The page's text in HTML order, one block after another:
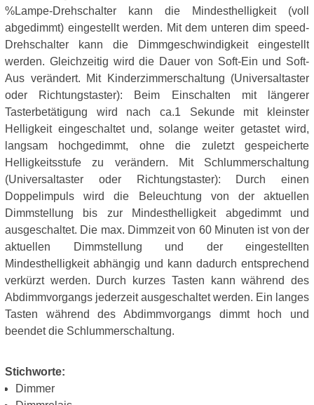
%Lampe-Drehschalter kann die Mindesthelligkeit (voll
abgedimmt) eingestellt werden. Mit dem unteren dim speed-
Drehschalter kann die Dimmgeschwindigkeit eingestellt
werden. Gleichzeitig wird die Dauer von Soft-Ein und Soft-
Aus verändert. Mit Kinderzimmerschaltung (Universaltaster
oder Richtungstaster): Beim Einschalten mit längerer
Tasterbetätigung wird nach ca.1 Sekunde mit kleinster
Helligkeit eingeschaltet und, solange weiter getastet wird,
langsam hochgedimmt, ohne die zuletzt gespeicherte
Helligkeitsstufe zu verändern. Mit Schlummerschaltung
(Universaltaster oder Richtungstaster): Durch einen
Doppelimpuls wird die Beleuchtung von der aktuellen
Dimmstellung bis zur Mindesthelligkeit abgedimmt und
ausgeschaltet. Die max. Dimmzeit von 60 Minuten ist von der
aktuellen Dimmstellung und der eingestellten
Mindesthelligkeit abhängig und kann dadurch entsprechend
verkürzt werden. Durch kurzes Tasten kann während des
Abdimmvorgangs jederzeit ausgeschaltet werden. Ein langes
Tasten während des Abdimmvorgangs dimmt hoch und
beendet die Schlummerschaltung.
Stichworte:
Dimmer